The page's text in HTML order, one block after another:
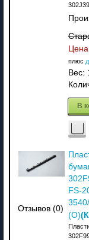
плюс
Вес:
В
Отзывов (0)
FS-
(О)